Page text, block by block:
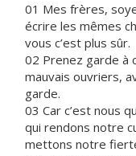
01 Mes frères,
écrire les mêmes
vous c’est plus sûr.
02 Prenez garde à
mauvais ouvriers,
garde.
03 Car c’est nous
qui rendons notre
mettons notre